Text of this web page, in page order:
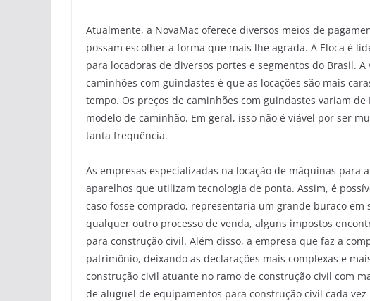
Atualmente, a NovaMac oferece diversos meios de
possam escolher a forma que mais lhe agrada. A Eloca é
para locadoras de diversos portes e segmentos do Brasil.
caminhões com guindastes é que as locações são mais
tempo. Os preços de caminhões com guindastes variam de
modelo de caminhão. Em geral, isso não é viável por ser
tanta frequência.
As empresas especializadas na locação de máquinas para
aparelhos que utilizam tecnologia de ponta. Assim, é
caso fosse comprado, representaria um grande buraco
qualquer outro processo de venda, alguns impostos
para construção civil. Além disso, a empresa que faz a
patrimônio, deixando as declarações mais complexas e
construção civil atuante no ramo de construção civil com
de aluguel de equipamentos para construção civil cada